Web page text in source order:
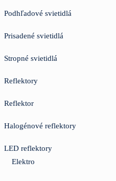
Podhľadové svietidlá
Prisadené svietidlá
Stropné svietidlá
Reflektory
Reflektor
Halogénové reflektory
LED reflektory
Elektro